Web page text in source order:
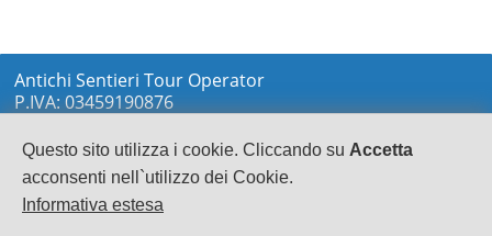
Questo sito utilizza i cookie. Cliccando su Accetta
acconsenti nell`utilizzo dei Cookie.
Informativa estesa
Antichi Sentieri Tour Operator
P.IVA: 03459190876
LOCRI
0964233148
info@antichisentieri.it